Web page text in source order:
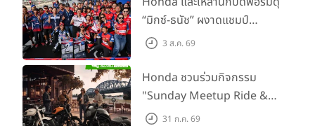
เสริมศักยภาพตำรวจจราจร
“มิกซ์-ธนัช” ผงาดแชมป์
SS600 2 สนามติด “ข้าวกล้อง”
สนาม 2
3 ส.ค. 69
Honda ชวนร่วมกิจกรรม
"Sunday Meetup Ride &
Soul" จิบกาแฟ พูดคุย แลก
31 ก.ค. 69